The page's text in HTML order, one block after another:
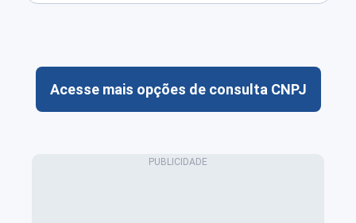
Acesse mais opções de consulta CNPJ